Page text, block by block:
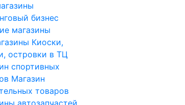
бизнес
магазины
Киоски,
островки в ТЦ
спортивных
Магазин
товаров
автозапчастей